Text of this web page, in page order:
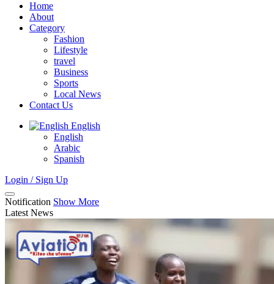
Home
About
Category
Fashion
Lifestyle
travel
Business
Sports
Local News
Contact Us
English
English
Arabic
Spanish
Login / Sign Up
Notification Show More
Latest News